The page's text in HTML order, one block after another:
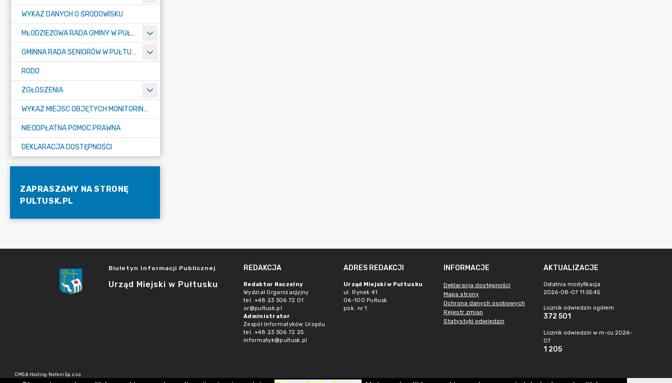
WYKAZ DANYCH O ŚRODOWISKU
MŁODZIEŻOWA RADA GMINY W PUŁTUSKU
GMINNA RADA SENIORÓW W PUŁTUSKU
RODO
ZGŁOSZENIA
WYKAZ MIEJSC OBJĘTYCH MONITORINGIEM
NIEODPŁATNA POMOC PRAWNA
DEKLARACJA DOSTĘPNOŚCI
ZAPRASZAMY NA STRONĘ
PULTUSK.PL
Biuletyn Informacji Publicznej
Urząd Miejski w Pułtusku
REDAKCJA
Redaktor Naczelny
Wydział Organizacjyjny
tel. +48 23 306 72 01
or@pultusk.pl
Administrator
Zespół Informatyków Urzędu
tel. +48 23 306 72 25
informatyk@pultusk.pl
ADRES REDAKCJI
Urząd Miejski w Pułtusku
ul. Rynek 41
06-100 Pułtusk
pok. nr 1
INFORMACJE
Deklaracja dostępności
Mapa strony
Ochrona danych osobowych
Rejestr zmian
Statystyki odwiedzin
AKTUALIZACJE
Ostatnia modyfikacja
2026-08-07 11:55:45
Licznik odwiedzin ogółem
372 501
Licznik odwiedzin w m-cu 2026-
07
1 205
CMS & Hosting: Nefeni Sp. z o.o.